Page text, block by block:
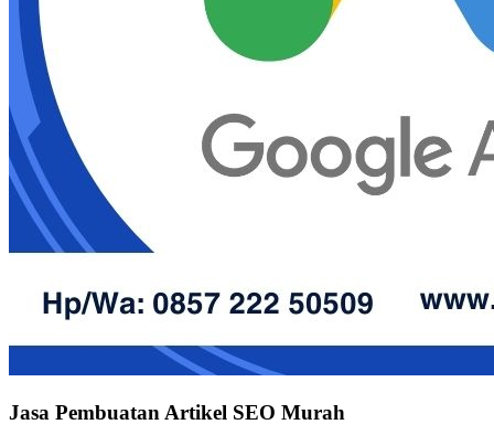
Jasa Pembuatan Artikel SEO Murah